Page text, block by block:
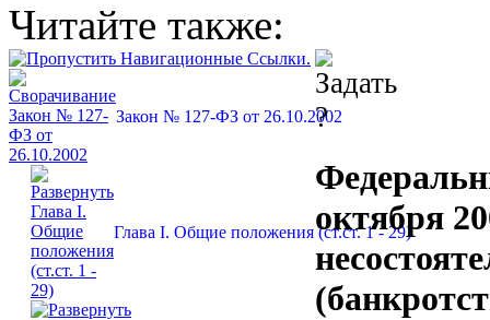
Читайте также:
Закон № 127-ФЗ от 26.10.2002
Глава I. Общие положения (ст.ст. 1 - 29)
октября